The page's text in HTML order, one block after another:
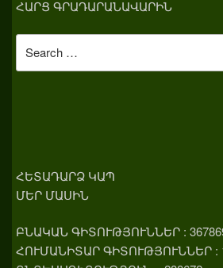
ՀԱՐՑ ԳՐԱԴԱՐԱՆԱՎԱՐԻՆ
for:
ՀԵՏԱԴԱՐՁ ԿԱՊ
ՄԵՐ ՄԱՍԻՆ
ԲՆԱԿԱՆ ԳԻՏՈՒԹՅՈՒՆՆԵՐ :
ՀՈՒՄԱՆԻՏԱՐ ԳԻՏՈՒԹՅՈՒՆՆԵՐ :